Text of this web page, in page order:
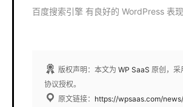
百度搜索引擎 有良好的 WordPress 表现
版权声明：本文为 WP SaaS 原创，采
协议授权。
原文链接： https://wpsaas.com/